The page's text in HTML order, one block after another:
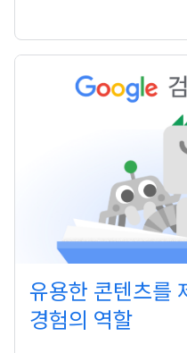
유용한 콘텐츠를
경험의 역할